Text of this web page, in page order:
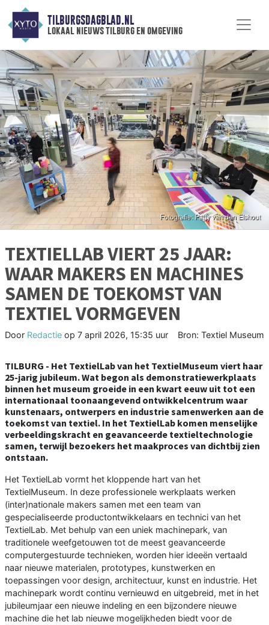
TILBURGSDAGBLAD.NL
lokaal nieuws tilburg en omgeving
TEXTIELLAB VIERT 25 JAAR:
WAAR MAKERS EN MACHINES
SAMEN DE TOEKOMST VAN
TEXTIEL VORMGEVEN
Door Redactie op 7 april 2026, 15:35 uur Bron: Textiel Museum
TILBURG - Het TextielLab van het TextielMuseum viert haar
25-jarig jubileum. Wat begon als demonstratiewerkplaats
binnen het museum groeide in een kwart eeuw uit tot een
internationaal toonaangevend ontwikkelcentrum waar
kunstenaars, ontwerpers en industrie samenwerken aan de
toekomst van textiel. In het TextielLab komen menselijke
verbeeldingskracht en geavanceerde textieltechnologie
samen, terwijl bezoekers het maakproces van dichtbij zien
ontstaan.
Het TextielLab vormt het kloppende hart van het
TextielMuseum. In deze professionele werkplaats werken
(inter)nationale makers samen met een team van
gespecialiseerde productontwikkelaars en technici van het
TextielLab. Met behulp van een uniek machinepark, van
traditionele weefgetouwen tot de meest geavanceerde
computergestuurde technieken, worden hier ideeën vertaald
naar nieuwe materialen, prototypes, kunstwerken en
toepassingen voor design, architectuur, kunst en industrie. Het
machinepark wordt continu vernieuwd en uitgebreid, met in het
jubileumjaar een nieuwe indeling en een bijzondere nieuwe
machine die het lab nieuwe mogelijkheden biedt voor de